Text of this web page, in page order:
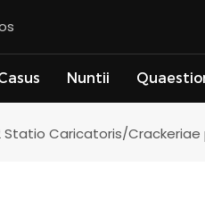
Nuntii
Statio Caricatoris/